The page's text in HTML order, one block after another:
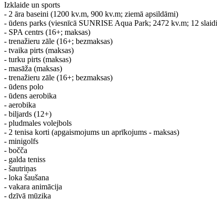
Izklaide un sports
​- 2 āra baseini (1200 kv.m, 900 kv.m; ziemā apsildāmi)
- ūdens parks (viesnīcā SUNRISE Aqua Park; 2472 kv.m; 12
- SPA centrs (16+; maksas)
- trenažieru zāle (16+; bezmaksas)
- tvaika pirts (maksas)
- turku pirts (maksas)
- masāža (maksas)
- trenažieru zāle (16+; bezmaksas)
- ūdens polo
- ūdens aerobika
- aerobika
- biljards (12+)
- pludmales volejbols
- 2 tenisa korti (apgaismojums un aprīkojums - maksas)
- minigolfs
- bočča
- galda teniss
- šautriņas
- loka šaušana
- vakara animācija
- dzīvā mūzika